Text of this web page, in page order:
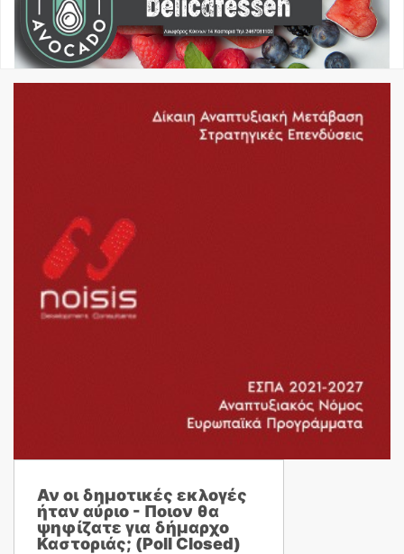
Αν οι δημοτικές εκλογές
ήταν αύριο - Ποιον θα
ψηφίζατε για δήμαρχο
Καστοριάς; (Poll Closed)